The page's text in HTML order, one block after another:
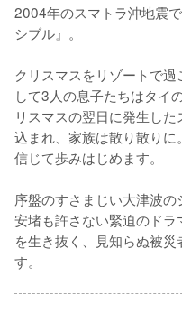
2004年のスマトラ沖地震
シブル』。
クリスマスをリゾートで
して3人の息子たちはタイ
リスマスの翌日に発生し
込まれ、家族は散り散り
信じて歩みはじめます。
序盤のすさまじい大津波
安堵も許さない緊迫のド
を生き抜く、見知らぬ被
す。